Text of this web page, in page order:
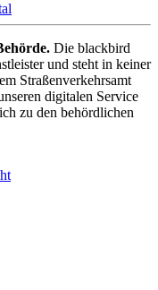
Die blackbird
und steht in keiner
Straßenverkehrsamt
digitalen Service
zu den behördlichen